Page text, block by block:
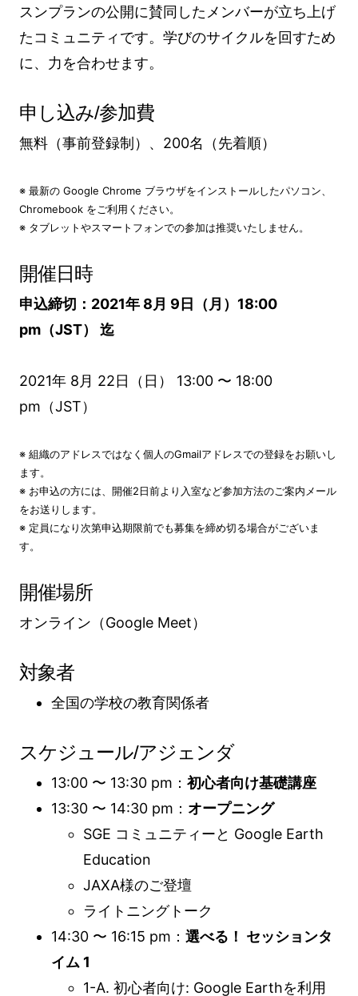
スンプランの公開に賛同したメンバーが立ち上げ
たコミュニティです。学びのサイクルを回すため
に、力を合わせます。
申し込み/参加費
無料（事前登録制）、200名（先着順）
※ 最新の Google Chrome ブラウザをインストールしたパソコン、
Chromebook をご利用ください。
※ タブレットやスマートフォンでの参加は推奨いたしません。
開催日時
申込締切：2021年 8月 9日（月）18:00
pm（JST） 迄
2021年 8月 22日（日） 13:00 〜 18:00
pm（JST）
※ 組織のアドレスではなく個人のGmailアドレスでの登録をお願いし
ます。
※ お申込の方には、開催2日前より入室など参加方法のご案内メール
をお送りします。
※ 定員になり次第申込期限前でも募集を締め切る場合がございま
す。
開催場所
オンライン（Google Meet）
対象者
全国の学校の教育関係者
スケジュール/アジェンダ
13:00 〜 13:30 pm： 初心者向け基礎講座
13:30 〜 14:30 pm： オープニング
SGE コミュニティーと Google Earth
Education
JAXA様のご登壇
ライトニングトーク
14:30 〜 16:15 pm： 選べる！ セッションタ
イム 1
1-A. 初心者向け: Google Earthを利用